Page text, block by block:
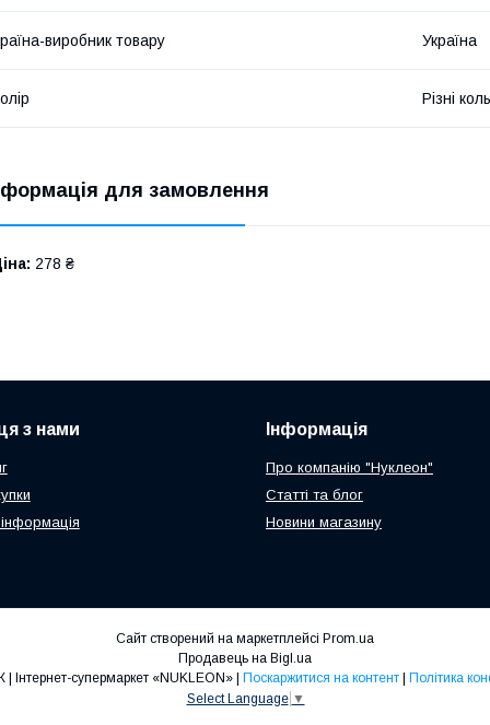
виробник товару Україна
Різні
для замовлення
278 ₴
з нами Інформація
Про компанію "Нуклеон"
Статті та блог
Новини магазину
Сайт створений на маркетплейсі Prom.ua
Продавець на Bigl.ua
ТОП ПРОДАЖ | Інтернет-супермаркет «NUKLEON» | Поскаржитися на контент | Політика
Select Language ▼